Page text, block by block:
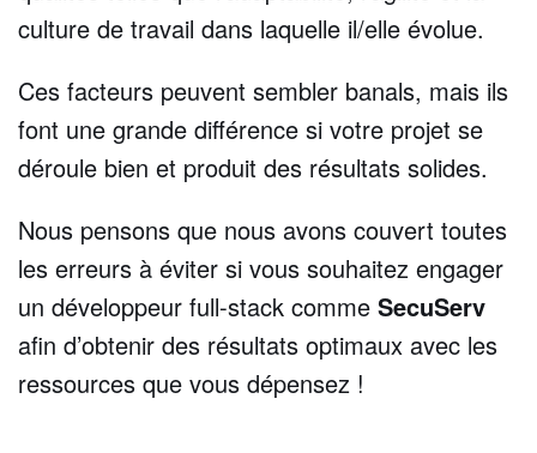
culture de travail dans laquelle il/elle évolue.
Ces facteurs peuvent sembler banals, mais ils
font une grande différence si votre projet se
déroule bien et produit des résultats solides.
Nous pensons que nous avons couvert toutes
les erreurs à éviter si vous souhaitez engager
un développeur full-stack comme SecuServ
afin d’obtenir des résultats optimaux avec les
ressources que vous dépensez !